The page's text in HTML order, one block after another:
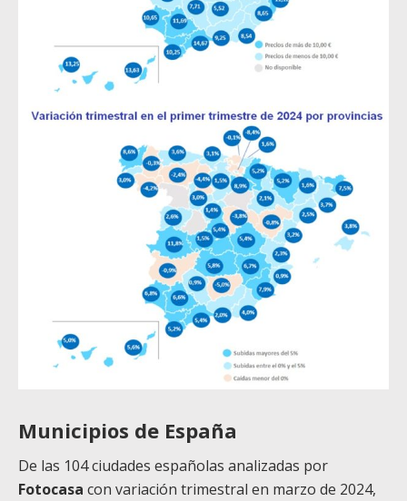
Municipios de España
De las 104 ciudades españolas analizadas por
Fotocasa con variación trimestral en marzo de 2024,